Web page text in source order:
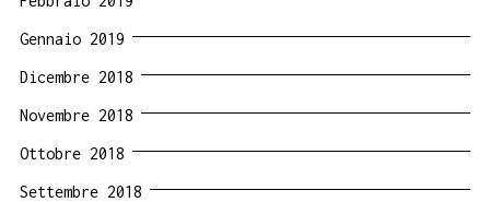
Gennaio 2019
Dicembre 2018
Novembre 2018
Ottobre 2018
Settembre 2018